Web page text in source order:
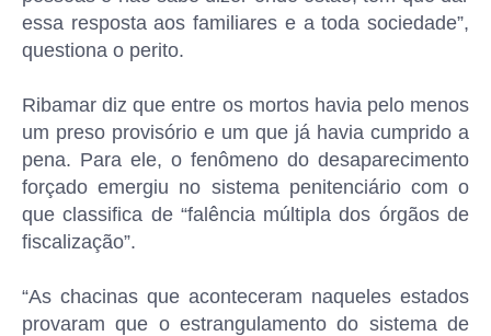
essa resposta aos familiares e a toda sociedade”,
questiona o perito.
Ribamar diz que entre os mortos havia pelo menos
um preso provisório e um que já havia cumprido a
pena. Para ele, o fenômeno do desaparecimento
forçado emergiu no sistema penitenciário com o
que classifica de “falência múltipla dos órgãos de
fiscalização”.
“As chacinas que aconteceram naqueles estados
provaram que o estrangulamento do sistema de